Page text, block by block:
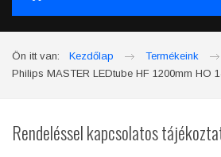
A kosár üres
Ön itt van:
Kezdőlap Termékeink
Philips MASTER LEDtube HF 1200mm HO
Rendelésselkapcsolatos